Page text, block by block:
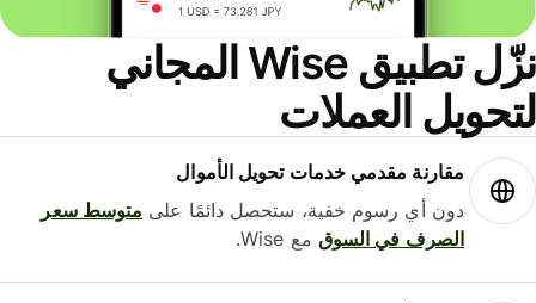
نزّل تطبيق Wise المجاني
العملات
مقارنة مقدمي خدمات تحويل الأموال
دون أي رسوم خفية، ستحصل دائمًا علىمتوسط ​​سعر
الصرف في السوقمع Wise.